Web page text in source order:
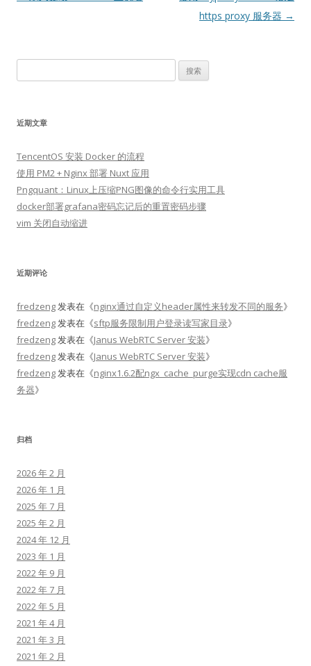
https proxy 服务器 →
索：
近期文章
TencentOS 安装 Docker 的流程
使用 PM2 + Nginx 部署 Nuxt 应用
Pngquant：Linux上压缩PNG图像的命令行实用工具
docker部署grafana密码忘记后的重置密码步骤
vim 关闭自动缩进
近期评论
fredzeng发表在《nginx通过自定义header属性来转发不同的服务》
fredzeng发表在《sftp服务限制用户登录读写家目录》
fredzeng发表在《Janus WebRTC Server 安装》
fredzeng发表在《Janus WebRTC Server 安装》
fredzeng发表在《nginx1.6.2配ngx_cache_purge实现cdn cache服
务器》
归档
2026 年 2 月
2026 年 1 月
2025 年 7 月
2025 年 2 月
2024 年 12 月
2023 年 1 月
2022 年 9 月
2022 年 7 月
2022 年 5 月
2021 年 4 月
2021 年 3 月
2021 年 2 月